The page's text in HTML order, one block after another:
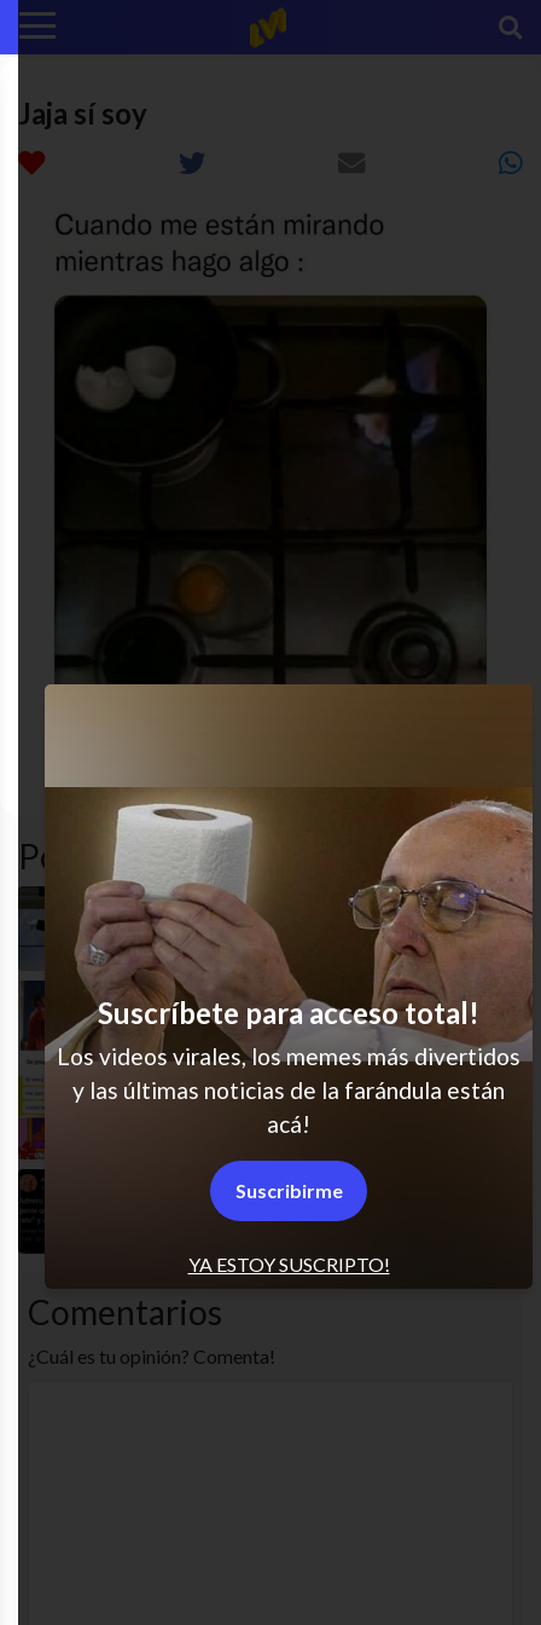
Jaja sí soy
Popular en LVI
Me pasa siempre
Podría ser yo tranquilamente
Cómo hacen?
Comentarios
¿Cuál es tu opinión? Comenta!
YA ESTOY SUSCRIPTO!
Suscríbete para acceso total!
Los videos virales, los memes más divertidos
y las últimas noticias de la farándula están
acá!
Suscribirme